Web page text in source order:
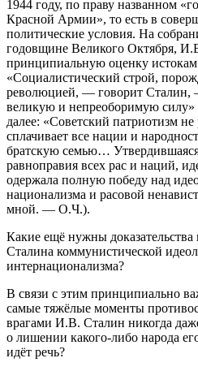
1944 году, по праву названном
Красной Армии», то есть в
политические условия. На
годовщине Великого Октября,
принципиальную оценку истокам
«Социалистический строй,
революцией, — говорит Сталин,
великую и непреоборимую
далее: «Советский патриотизм не
сплачивает все нации и
братскую семью…
равноправия всех рас и наций,
одержала полную победу над
национализма и расовой
мной. — О.Ч.).
Какие ещё нужны
Сталина коммунистической
интернационализма?
В связи с этим принципиально
самые тяжёлые моменты
врагами И.В. Сталин никогда
о лишении какого-либо народа
идёт речь?